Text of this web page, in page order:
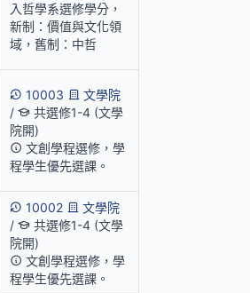
入哲學系選修學分，
新制：價值與文化領
域，舊制：中哲
10003
文學院
/
共選修1-4 (文學
院開)
文創學程選修，學
程學生優先選課。
10002
文學院
/
共選修1-4 (文學
院開)
文創學程選修，學
程學生優先選課。